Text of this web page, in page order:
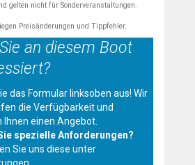
gelten nicht für Sonderveranstaltungen.
Preisänderungen und Tippfehler.
an diesem Boot
das Formular linksoben aus! Wir
die Verfügbarkeit und
Ihnen einen Angebot.
spezielle Anforderungen?
Sie uns diese unter